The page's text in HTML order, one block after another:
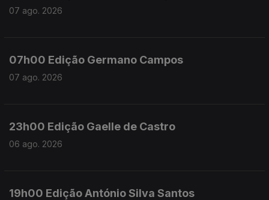
07 ago. 2026
07h00 Edição Germano Campos
07 ago. 2026
23h00 Edição Gaelle de Castro
06 ago. 2026
19h00 Edição António Silva Santos